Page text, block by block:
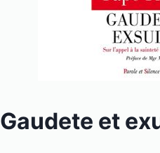
Gaudete et